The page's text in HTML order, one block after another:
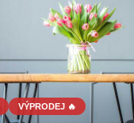
VÝPRODEJ 🔥